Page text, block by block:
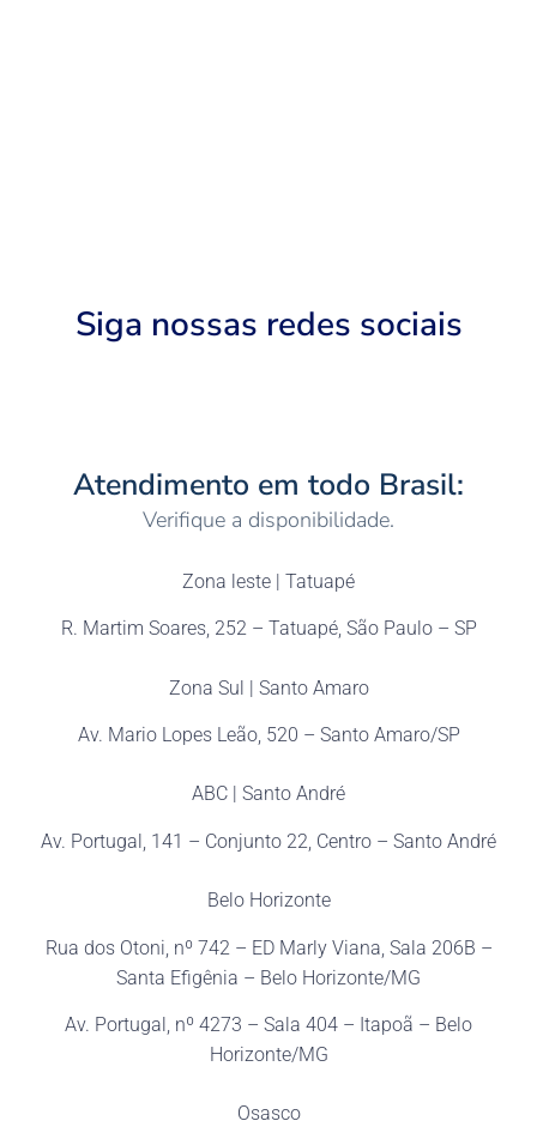
Siga nossas redes sociais
Atendimento em todo Brasil:
Verifique a disponibilidade.
Zona leste | Tatuapé
R. Martim Soares, 252 – Tatuapé, São Paulo – SP
Zona Sul | Santo Amaro
Av. Mario Lopes Leão, 520 – Santo Amaro/SP
ABC | Santo André
Av. Portugal, 141 – Conjunto 22, Centro – Santo André
Belo Horizonte
Rua dos Otoni, nº 742 – ED Marly Viana, Sala 206B –
Santa Efigênia – Belo Horizonte/MG
Av. Portugal, nº 4273 – Sala 404 – Itapoã – Belo
Horizonte/MG
Osasco